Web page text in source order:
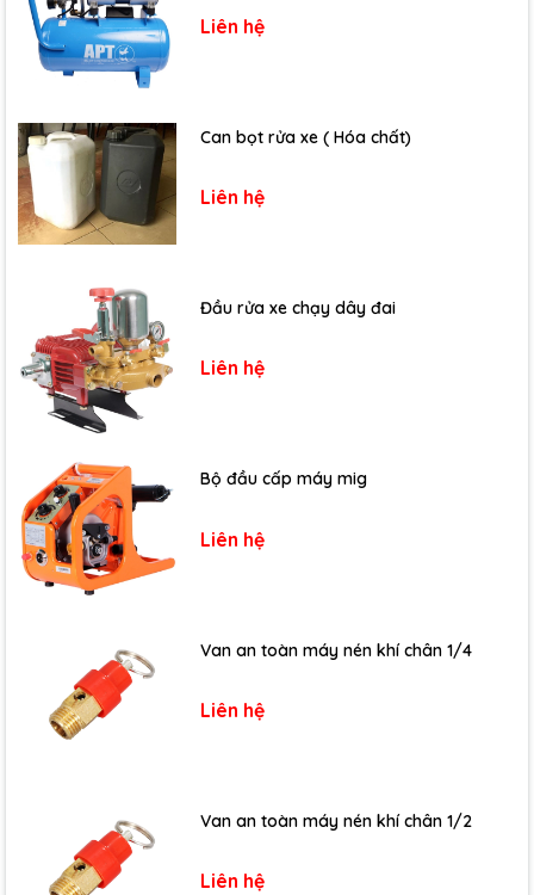
Liên hệ
Can bọt rửa xe ( Hóa chất)
Liên hệ
Đầu rửa xe chạy dây đai
Liên hệ
Bộ đầu cấp máy mig
Liên hệ
Van an toàn máy nén khí chân 1/4
Liên hệ
Van an toàn máy nén khí chân 1/2
Liên hệ